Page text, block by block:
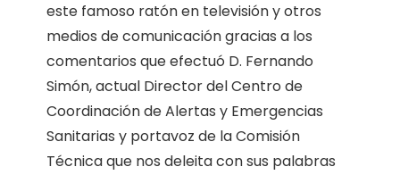
este famoso ratón en televisión y otros
medios de comunicación gracias a los
comentarios que efectuó D. Fernando
Simón, actual Director del Centro de
Coordinación de Alertas y Emergencias
Sanitarias y portavoz de la Comisión
Técnica que nos deleita con sus palabras